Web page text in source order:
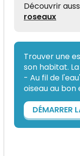
Découvrir
roseaux
Trouver une
son habitat.
- Au fil de
oiseau au bon
DÉMARRER